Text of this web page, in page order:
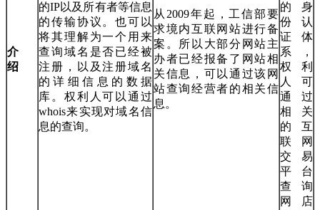
介
绍
的IP以及所有者等信息
的传输协议。也可以
将其理解为一个用来
查询域名是否已经被
注册，以及注册域名
的详细信息的数据
库。权利人可以通过
whois来实现对域名信
息的查询。
从2009年起，工信部要
求境内互联网站进行备
案。所以大部分网站主
办者已经报备了网站相
关信息，可以通过该网
站查询经营者的相关信
息。
的身
份认
证体
系，
权利
人可
通过
相关
的互
联网
交易
平台
查询
网店